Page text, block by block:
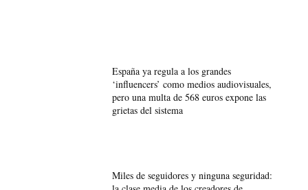
España ya regula a los grandes
‘influencers’ como medios audiovisuales,
pero una multa de 568 euros expone las
grietas del sistema
Miles de seguidores y ninguna seguridad: